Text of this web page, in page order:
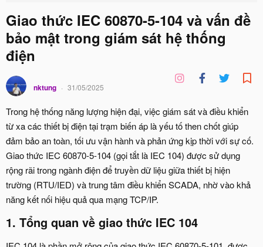
Giao thức IEC 60870-5-104 và vấn đề
bảo mật trong giám sát hệ thống
điện
nktung 31/05/2025
Trong hệ thống năng lượng hiện đại, việc giám sát và điều khiển
từ xa các thiết bị điện tại trạm biến áp là yếu tố then chốt giúp
đảm bảo an toàn, tối ưu vận hành và phản ứng kịp thời với sự cố.
Giao thức IEC 60870-5-104 (gọi tắt là IEC 104) được sử dụng
rộng rãi trong ngành điện để truyền dữ liệu giữa thiết bị hiện
trường (RTU/IED) và trung tâm điều khiển SCADA, nhờ vào khả
năng kết nối hiệu quả qua mạng TCP/IP.
1. Tổng quan về giao thức IEC 104​